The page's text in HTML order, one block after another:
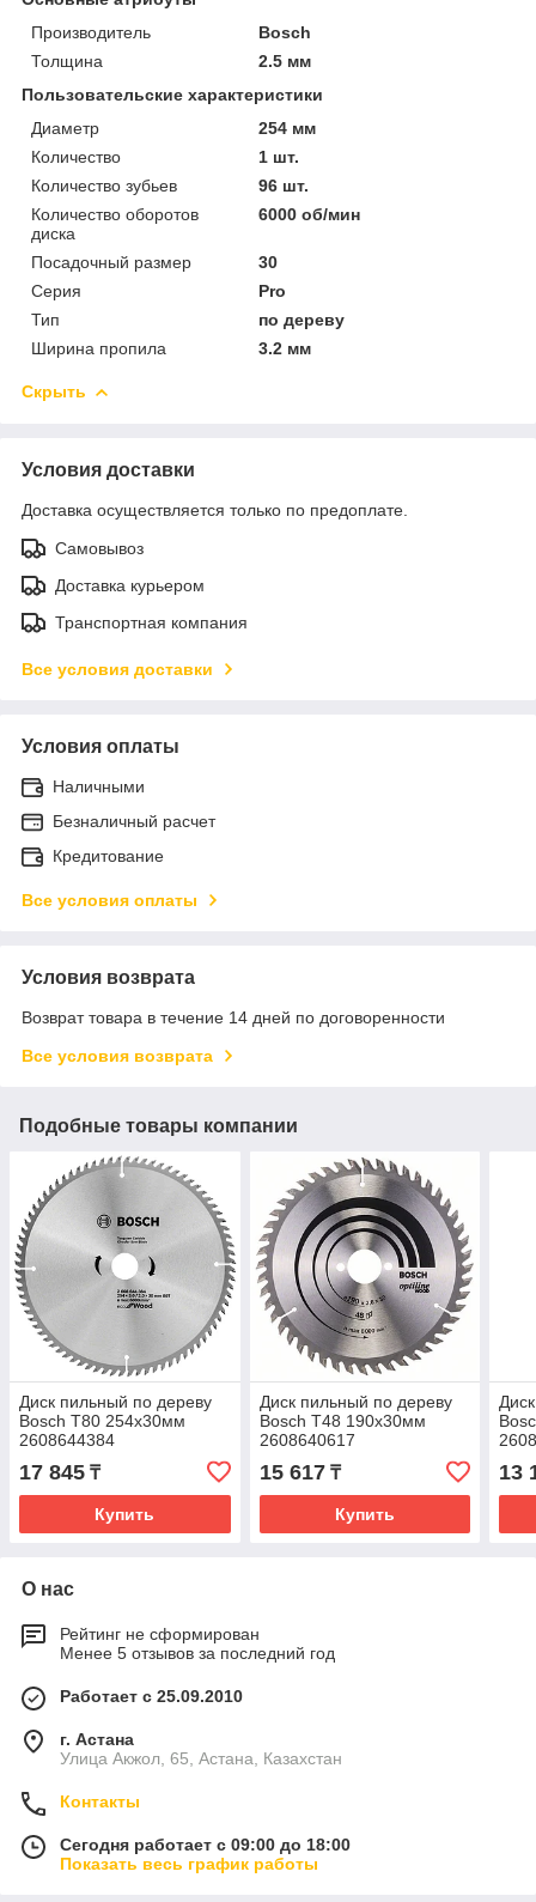
Производитель
Bosch
Толщина
2.5 мм
Пользовательские характеристики
Диаметр
254 мм
Количество
1 шт.
Количество зубьев
96 шт.
Количество оборотов
диска
6000 об/мин
Посадочный размер
30
Серия
Pro
Тип
по дереву
Ширина пропила
3.2 мм
Скрыть
Условия доставки
Доставка осуществляется только по предоплате.
Самовывоз
Доставка курьером
Транспортная компания
Все условия доставки
Условия оплаты
Наличными
Безналичный расчет
Кредитование
Все условия оплаты
Условия возврата
Возврат товара в течение 14 дней по договоренности
Все условия возврата
Подобные товары компании
Диск пильный по дереву
Bosch Т80 254х30мм
2608644384
17 845 ₸
Купить
Диск пильный по дереву
Bosch Т48 190х30мм
2608640617
15 617₸
Купить
13
О нас
Рейтинг не сформирован
Менее 5 отзывов за последний год
Работает с 25.09.2010
г. Астана
Улица Акжол, 65, Астана, Казахстан
Контакты
Сегодня работает с 09:00 до 18:00
Показать весь график работы